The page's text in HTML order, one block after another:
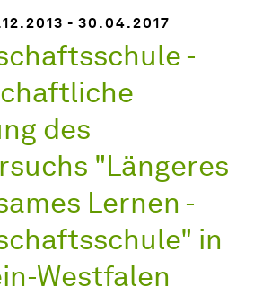
- 30.04.2017
-
des
"Längeres
Lernen -
in
Westfalen